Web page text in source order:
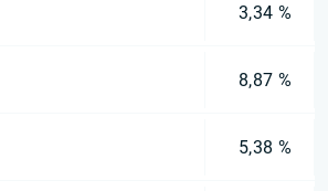
3,34 %
8,87 %
5,38 %